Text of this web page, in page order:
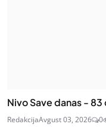
Nivo Save danas -
RedakcijaAvgust 03, 2026 0